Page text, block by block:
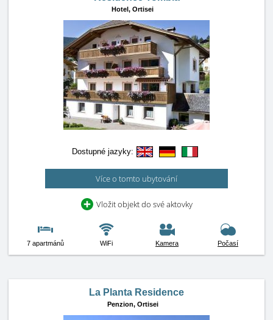
Hotel, Ortisei
Dostupné jazyky:
Více o tomto ubytování
Vložit objekt do své aktovky
7 apartmánů WiFi Kamera Počasí
La Planta Residence
Penzion, Ortisei